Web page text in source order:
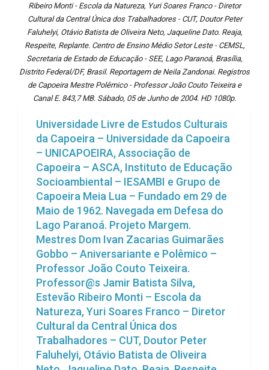
Ribeiro Monti - Escola da Natureza, Yuri Soares Franco - Diretor
Cultural da Central Única dos Trabalhadores - CUT, Doutor Peter
Faluhelyi, Otávio Batista de Oliveira Neto, Jaqueline Dato. Reaja,
Respeite, Replante. Centro de Ensino Médio Setor Leste - CEMSL,
Secretaria de Estado de Educação - SEE, Lago Paranoá, Brasília,
Distrito Federal/DF, Brasil. Reportagem de Neila Zandonai. Registros
de Capoeira Mestre Polêmico - Professor João Couto Teixeira e
Canal E. 843,7 MB. Sábado, 05 de Junho de 2004. HD 1080p.
Universidade Livre de Estudos Culturais
da Capoeira – Universidade da Capoeira
– UNICAPOEIRA, Associação de
Capoeira – ASCA, Instituto de Educação
Socioambiental – IESAMBI e Grupo de
Capoeira Meia Lua – Fundado em 29 de
Maio de 1962. Navegada em Defesa do
Lago Paranoá. Projeto Margem.
Mestres Dom Ivan Zacarias Guimarães
Gobbo – Aniversariante e Polêmico –
Professor João Couto Teixeira.
Professor@s Jamir Batista Silva,
Estevão Ribeiro Monti – Escola da
Natureza, Yuri Soares Franco – Diretor
Cultural da Central Única dos
Trabalhadores – CUT, Doutor Peter
Faluhelyi, Otávio Batista de Oliveira